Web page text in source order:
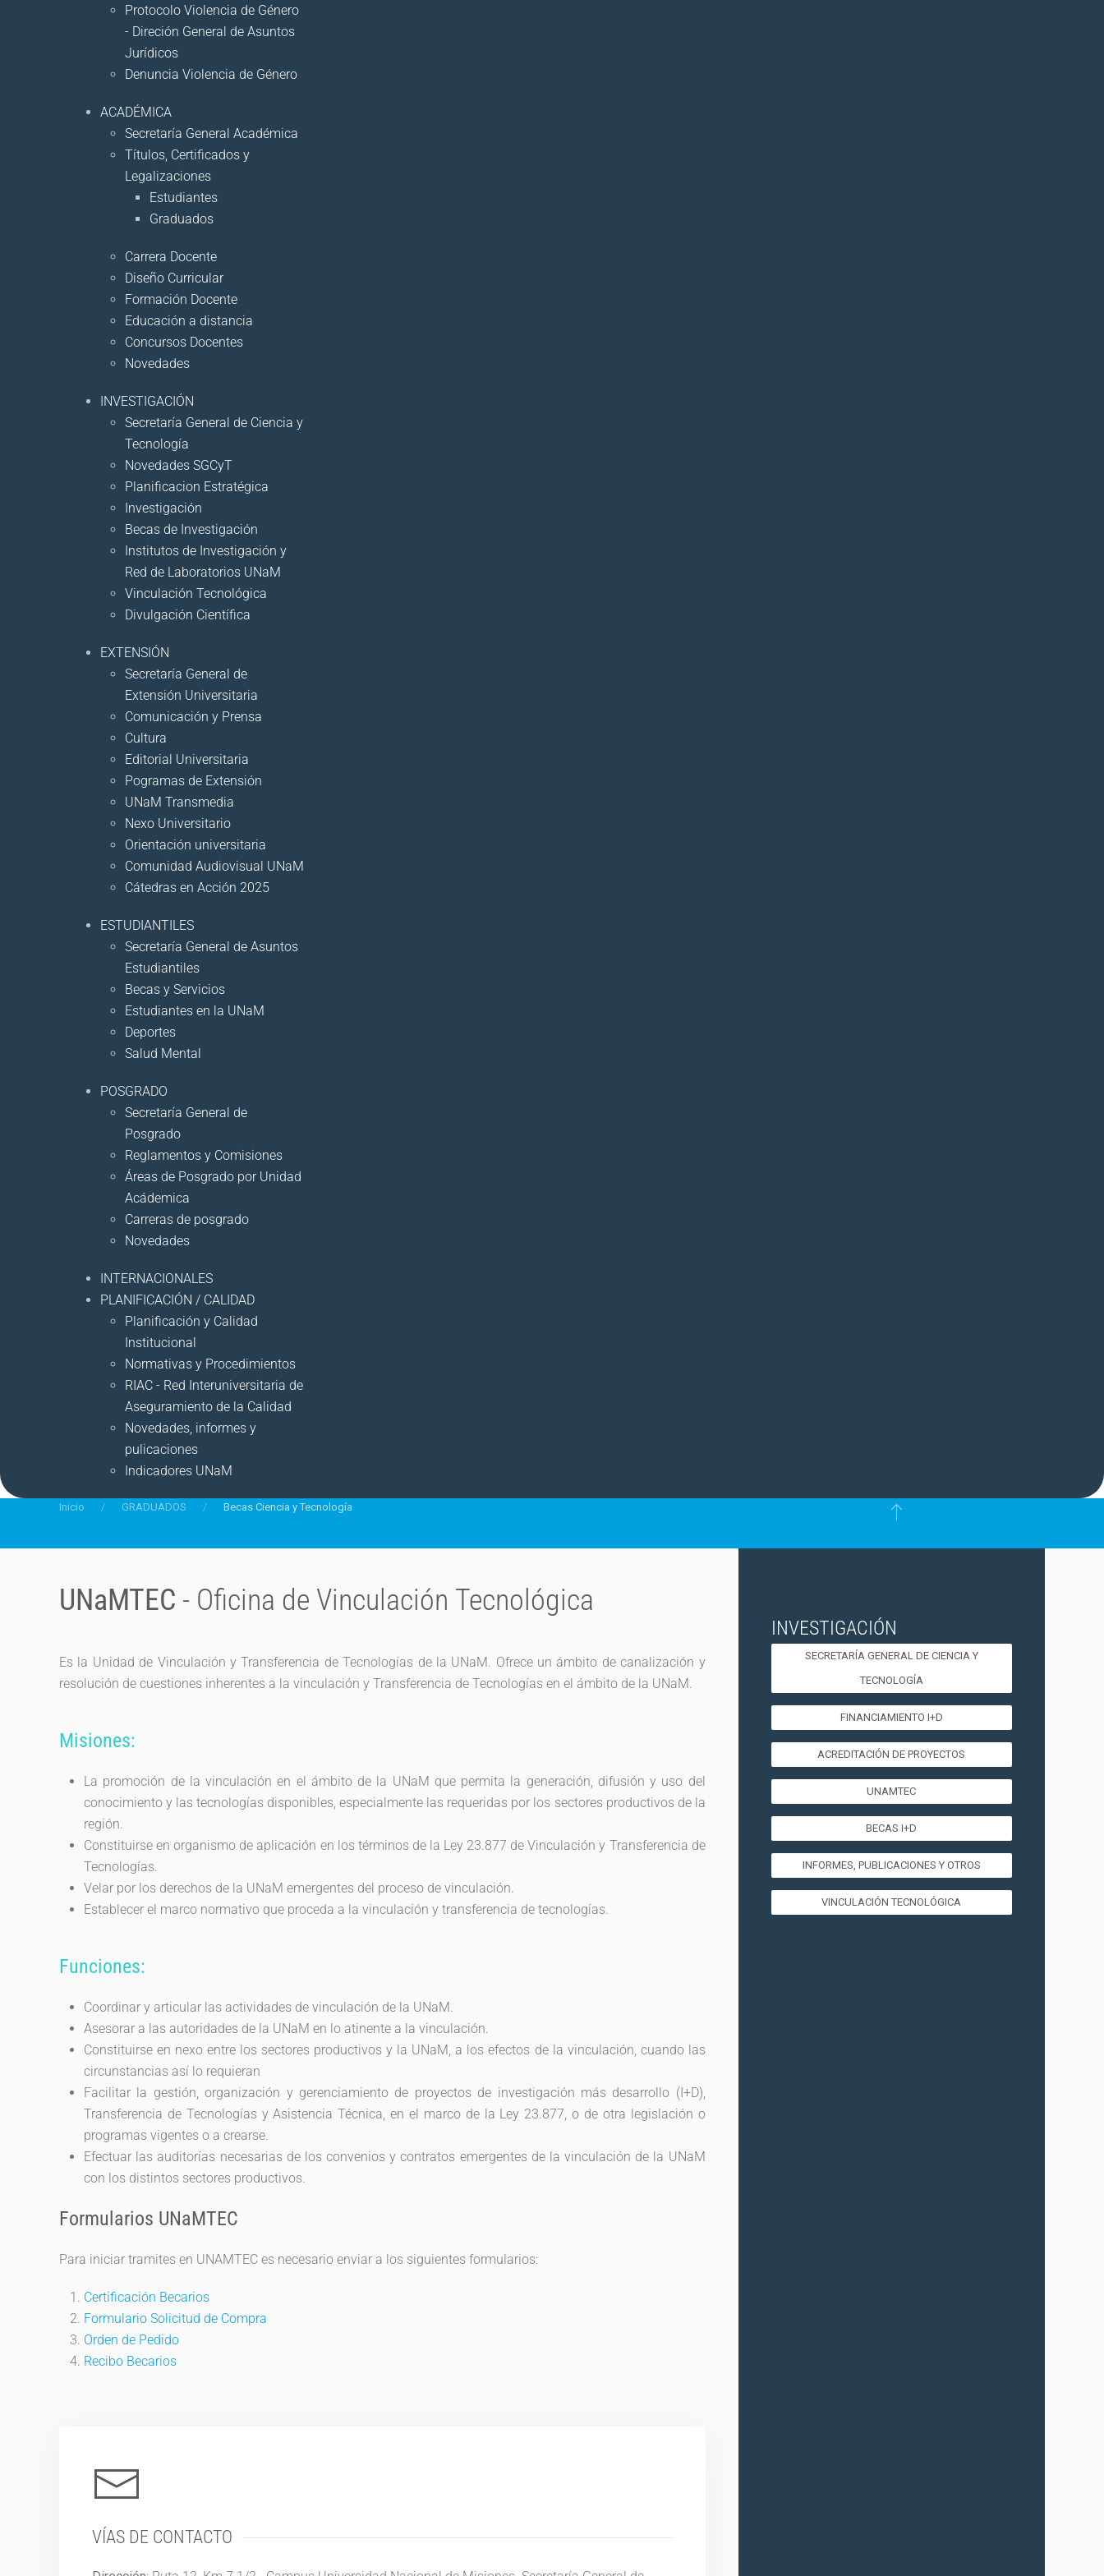
Protocolo Violencia de Género
- Direción General de Asuntos
Jurídicos
Denuncia Violencia de Género
ACADÉMICA
Secretaría General Académica
Títulos, Certificados y
Legalizaciones
Estudiantes
Graduados
Carrera Docente
Diseño Curricular
Formación Docente
Educación a distancia
Concursos Docentes
Novedades
INVESTIGACIÓN
Secretaría General de Ciencia y
Tecnología
Novedades SGCyT
Planificacion Estratégica
Investigación
Becas de Investigación
Institutos de Investigación y
Red de Laboratorios UNaM
Vinculación Tecnológica
Divulgación Científica
EXTENSIÓN
Secretaría General de
Extensión Universitaria
Comunicación y Prensa
Cultura
Editorial Universitaria
Pogramas de Extensión
UNaM Transmedia
Nexo Universitario
Orientación universitaria
Comunidad Audiovisual UNaM
Cátedras en Acción 2025
ESTUDIANTILES
Secretaría General de Asuntos
Estudiantiles
Becas y Servicios
Estudiantes en la UNaM
Deportes
Salud Mental
POSGRADO
Secretaría General de
Posgrado
Reglamentos y Comisiones
Áreas de Posgrado por Unidad
Acádemica
Carreras de posgrado
Novedades
INTERNACIONALES
PLANIFICACIÓN / CALIDAD
Planificación y Calidad
Institucional
Normativas y Procedimientos
RIAC - Red Interuniversitaria de
Aseguramiento de la Calidad
Novedades, informes y
pulicaciones
Indicadores UNaM
Inicio GRADUADOS Becas Ciencia y Tecnología
UNaMTEC - Oficina de Vinculación Tecnológica
Es la Unidad de Vinculación y Transferencia de Tecnologías de la UNaM. Ofrece un ámbito de canalización y
resolución de cuestiones inherentes a la vinculación y Transferencia de Tecnologías en el ámbito de la UNaM.
Misiones:
La promoción de la vinculación en el ámbito de la UNaM que permita la generación, difusión y uso del
conocimiento y las tecnologías disponibles, especialmente las requeridas por los sectores productivos de la
región.
Constituirse en organismo de aplicación en los términos de la Ley 23.877 de Vinculación y Transferencia de
Tecnologías.
Velar por los derechos de la UNaM emergentes del proceso de vinculación.
Establecer el marco normativo que proceda a la vinculación y transferencia de tecnologías.
Funciones:
Coordinar y articular las actividades de vinculación de la UNaM.
Asesorar a las autoridades de la UNaM en lo atinente a la vinculación.
Constituirse en nexo entre los sectores productivos y la UNaM, a los efectos de la vinculación, cuando las
circunstancias así lo requieran
Facilitar la gestión, organización y gerenciamiento de proyectos de investigación más desarrollo (I+D),
Transferencia de Tecnologías y Asistencia Técnica, en el marco de la Ley 23.877, o de otra legislación o
programas vigentes o a crearse.
Efectuar las auditorías necesarias de los convenios y contratos emergentes de la vinculación de la UNaM
con los distintos sectores productivos.
Formularios UNaMTEC
Para iniciar tramites en UNAMTEC es necesario enviar a los siguientes formularios:
Certificación Becarios
Formulario Solicitud de Compra
Orden de Pedido
Recibo Becarios
VÍAS DE CONTACTO
INVESTIGACIÓN
SECRETARÍA GENERAL DE CIENCIA Y
TECNOLOGÍA
FINANCIAMIENTO I+D
ACREDITACIÓN DE PROYECTOS
UNAMTEC
BECAS I+D
INFORMES, PUBLICACIONES Y OTROS
VINCULACIÓN TECNOLÓGICA